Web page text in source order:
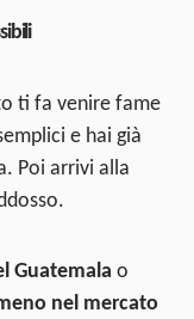
ti fa venire fame
e hai già
Poi arrivi alla
Guatemala o
nel mercato